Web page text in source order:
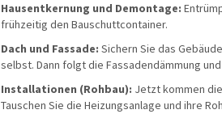
Hausentkernung und Demontage:
frühzeitig den Bauschuttcontainer.
Dach und Fassade: Sichern Sie das
selbst. Dann folgt die Fassadendämmung
Installationen (Rohbau): Jetzt kommen
Tauschen Sie die Heizungsanlage und ihre